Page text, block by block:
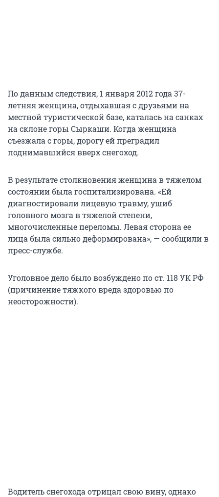
По данным следствия, 1 января 2012 года 37-
летняя женщина, отдыхавшая с друзьями на
местной туристической базе, каталась на санках
на склоне горы Сыркаши. Когда женщина
съезжала с горы, дорогу ей преградил
поднимавшийся вверх снегоход.
В результате столкновения женщина в тяжелом
состоянии была госпитализирована. «Ей
диагностировали лицевую травму, ушиб
головного мозга в тяжелой степени,
многочисленные переломы. Левая сторона ее
лица была сильно деформирована», — сообщили в
пресс-службе.
Уголовное дело было возбуждено по ст. 118 УК РФ
(причинение тяжкого вреда здоровью по
неосторожности).
Водитель снегохода отрицал свою вину, однако